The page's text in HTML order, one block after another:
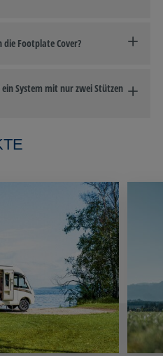
die Footplate Cover?
System mit nur zwei Stützen